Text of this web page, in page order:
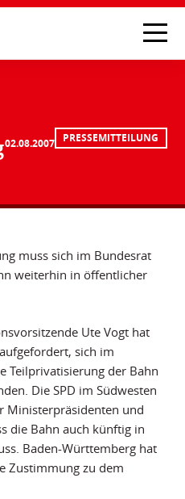
02.08.2007 PRESSEMITTEILUNG
muss sich im Bundesrat
weiterhin in öffentlicher
Ute Vogt hat
sich im
Teilprivatisierung der Bahn
Die SPD im Südwesten
Ministerpräsidenten und
die Bahn auch künftig in
Baden-Württemberg hat
Zustimmung zu dem